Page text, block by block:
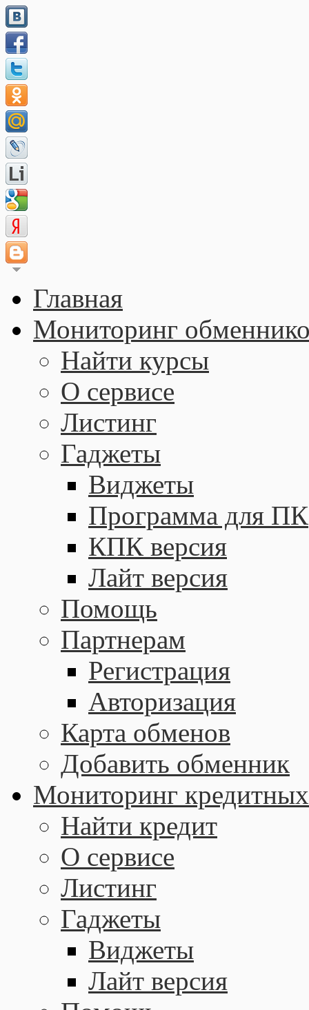
Главная
Мониторинг
Найти курсы
О сервисе
Листинг
Гаджеты
Виджеты
Программа для ПК
КПК версия
Лайт версия
Помощь
Партнерам
Регистрация
Авторизация
Карта обменов
Добавить обменник
Мониторинг кредитных
Найти кредит
О сервисе
Листинг
Гаджеты
Виджеты
Лайт версия